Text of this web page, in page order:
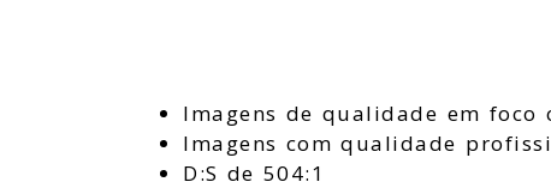
Imagens de qualidade em
Imagens com qualidade
D:S de 504:1